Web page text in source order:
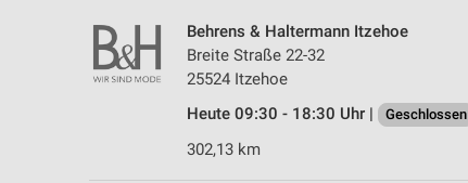
Behrens & Haltermann Itzehoe
Breite Straße 22-32
25524 Itzehoe
Heute 09:30 - 18:30 Uhr |
Geschlossen
302,13 km